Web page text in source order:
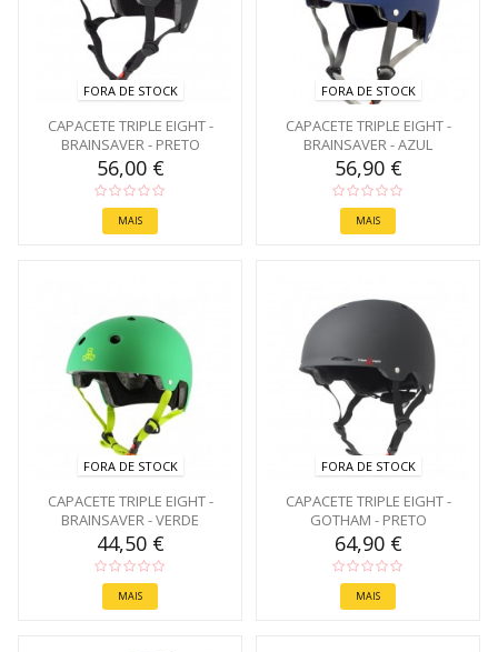
FORA DE STOCK
CAPACETE TRIPLE EIGHT -
BRAINSAVER - PRETO
56,00 €
MAIS
FORA DE STOCK
CAPACETE TRIPLE EIGHT -
BRAINSAVER - AZUL
56,90 €
MAIS
FORA DE STOCK
CAPACETE TRIPLE EIGHT -
BRAINSAVER - VERDE
44,50 €
MAIS
FORA DE STOCK
CAPACETE TRIPLE EIGHT -
GOTHAM - PRETO
64,90 €
MAIS